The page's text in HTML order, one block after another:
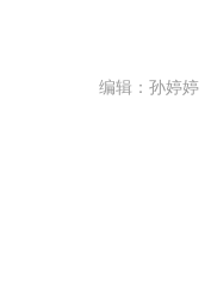
编辑：孙婷婷